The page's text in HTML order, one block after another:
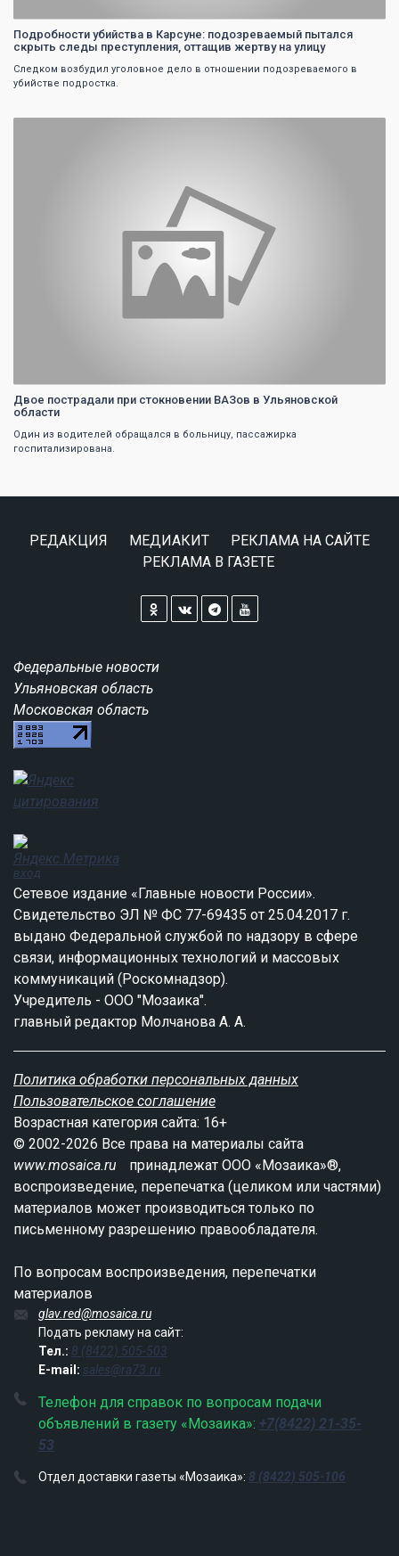
Подробности убийства в Карсуне: подозреваемый пытался
скрыть следы преступления, оттащив жертву на улицу
Следком возбудил уголовное дело в отношении подозреваемого в
убийстве подростка.
Двое пострадали при стокновении ВАЗов в Ульяновской
области
Один из водителей обращался в больницу, пассажирка
госпитализирована.
РЕДАКЦИЯ МЕДИАКИТ
РЕКЛАМА НА САЙТЕ
РЕКЛАМА В ГАЗЕТЕ
Федеральные новости
Ульяновская область
Московская область
вход
Сетевое издание «Главные новости России».
Свидетельство ЭЛ № ФС 77-69435 от 25.04.2017 г.
выдано Федеральной службой по надзору в сфере
связи, информационных технологий и массовых
коммуникаций (Роскомнадзор).
Учредитель - ООО "Мозаика".
главный редактор Молчанова А. А.
Политика обработки персональных данных
Пользовательское соглашение
Возрастная категория сайта: 16+
© 2002-2026 Все права на материалы сайта
www.mosaica.ru
принадлежат ООО «Мозаика»®,
воспроизведение, перепечатка (целиком или частями)
материалов может производиться только по
письменному разрешению правообладателя.
По вопросам воспроизведения, перепечатки
материалов
glav.red@mosaica.ru
Подать рекламу на сайт:
Тел.: 8 (8422) 505-503
E-mail: sales@ra73.ru
Телефон для справок по вопросам подачи
объявлений в газету «Мозаика»: +7(8422) 21-35-
53
Отдел доставки газеты «Мозаика»: 8 (8422) 505-106